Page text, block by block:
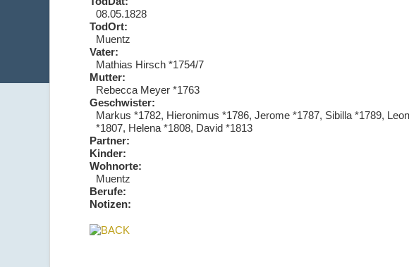
08.05.1828
TodOrt:
Muentz
Vater:
Mathias Hirsch *1754/7
Mutter:
Rebecca Meyer *1763
Geschwister:
Markus *1782, Hieronimus *1786, Jerome *1787, Sibilla *1789,
*1807, Helena *1808, David *1813
Partner:
Kinder:
Wohnorte:
Muentz
Berufe:
Notizen: